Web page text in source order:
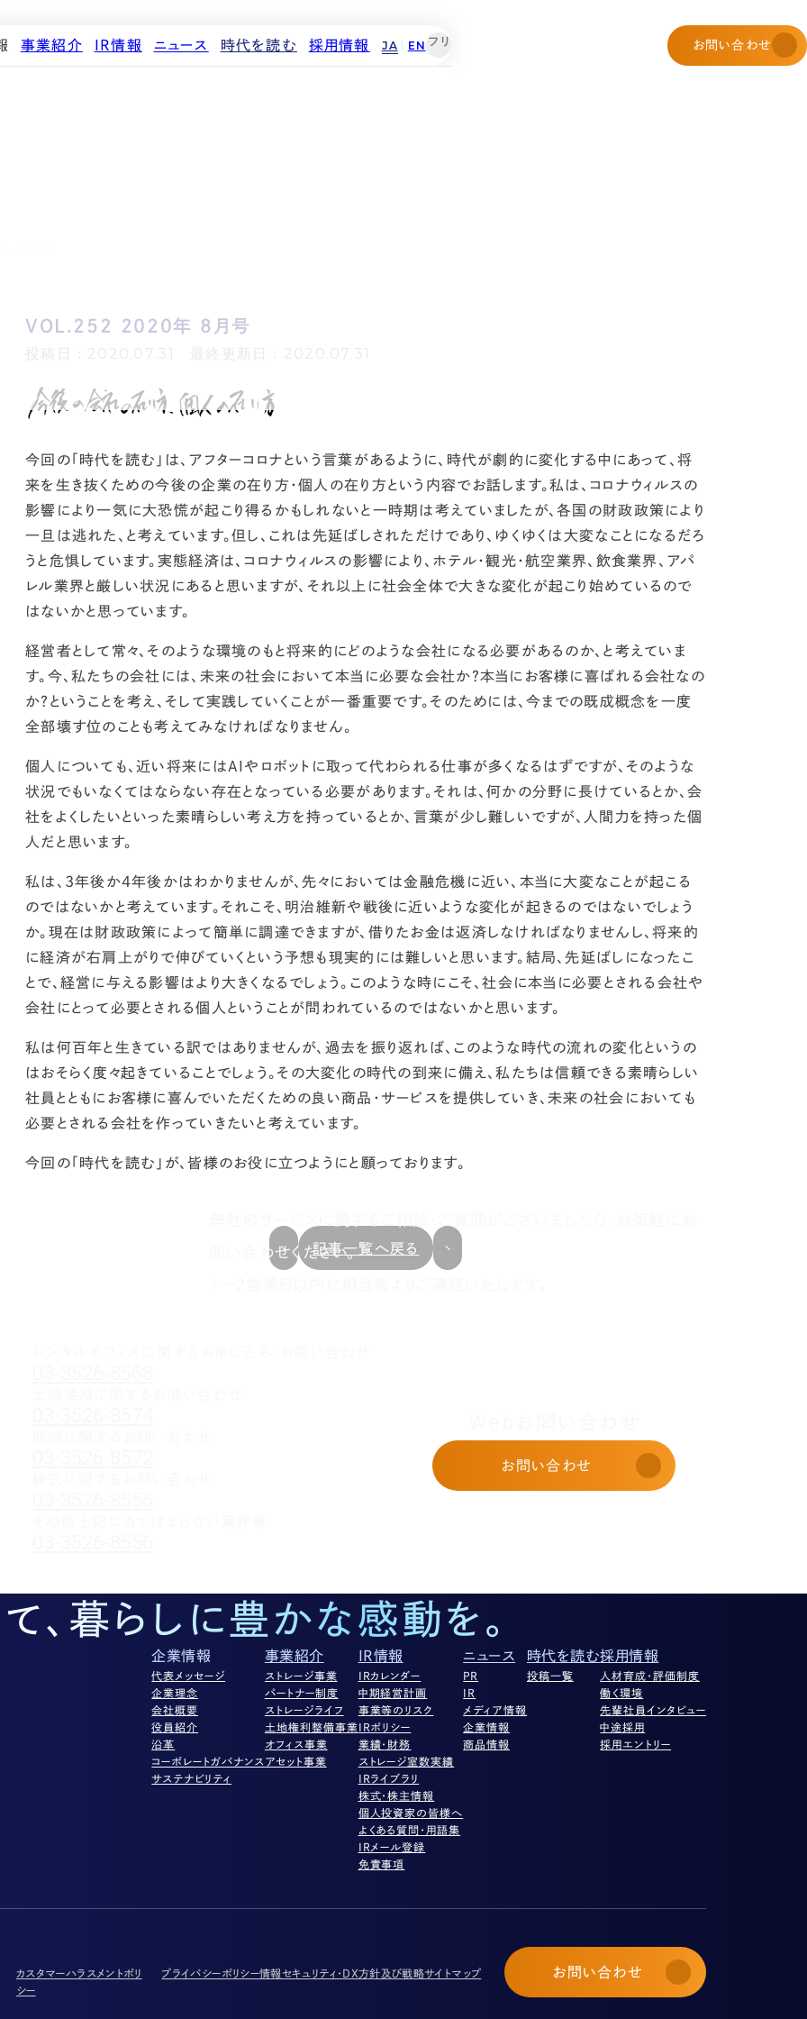
事業紹介 IR情報
よくある質問・用語集
IRメール登録
ニュース 時代を読む 採用情報 JA EN お問い合わせ
の在り方
VOL.252 2020年 8月号
投稿日：2020.07.31 最終更新日：2020.07.31
今回の「時代を読む」は、アフターコロナという言葉があるように、時代が劇的に変化する中にあって、将
来を生き抜くための今後の企業の在り方・個人の在り方という内容でお話します。私は、コロナウィルスの
影響により一気に大恐慌が起こり得るかもしれないと一時期は考えていましたが、各国の財政政策により
一旦は逃れた、と考えています。但し、これは先延ばしされただけであり、ゆくゆくは大変なことになるだろ
うと危惧しています。 実態経済は、コロナウィルスの影響により、ホテル・観光・航空業界、飲食業界、アパ
レル業界と厳しい状況にあると思いますが、 それ以上に社会全体で大きな変化が起こり始めているので
はないかと思っています。
経営者として常々、そのような環境のもと将来的にどのような会社になる必要があるのか、と考えていま
す。 今、私たちの会社には、未来の社会において本当に必要な会社か？本当にお客様に喜ばれる会社なの
か？ということを考え、そして実践していくことが一番重要です。 そのためには、今までの既成概念を一度
全部壊す位のことも考えてみなければなりません。
個人についても、近い将来にはAIやロボットに取って代わられる仕事が多くなるはずですが、そのような
状況でもいなくてはならない存在となっている必要があります。それは、何かの分野に長けているとか、会
社をよくしたいといった素晴らしい考え方を持っているとか、言葉が少し難しいですが、人間力を持った個
人だと思います。
私は、3年後か4年後かはわかりませんが、先々においては金融危機に近い、本当に大変なことが起こる
のではないかと考えています。それこそ、明治維新や戦後に近いような変化が起きるのではないでしょう
か。現在は財政政策によって簡単に調達できますが、借りたお金は返済しなければなりませんし、将来的
に経済が右肩上がりで伸びていくという予想も現実的には難しいと思います。結局、先延ばしになったこ
とで、経営に与える影響はより大きくなるでしょう。 このような時にこそ、社会に本当に必要とされる会社や
会社にとって必要とされる個人ということが問われているのではないかと思います。
私は何百年と生きている訳ではありませんが、過去を振り返れば、このような時代の流れの変化というの
はおそらく度々起きていることでしょう。 その大変化の時代の到来に備え、私たちは信頼できる素晴らしい
社員とともにお客様に喜んでいただくための良い商品・サービスを提供していき、未来の社会においても
必要とされる会社を作っていきたいと考えています。
今回の「時代を読む」が、皆様のお役に立つようにと願っております。
記事一覧へ戻る
問い合わせください。
お問い合わせ
、暮らしに豊かな感動を。
企業情報
代表メッセージ
企業理念
会社概要
役員紹介
沿革
コーポレートガバナンス
サステナビリティ
事業紹介
ストレージ事業
パートナー制度
ストレージライフ
土地権利整備事業
オフィス事業
アセット事業
IR情報
IRカレンダー
中期経営計画
事業等のリスク
IRポリシー
業績・財務
ストレージ室数実績
IRライブラリ
株式・株主情報
個人投資家の皆様へ
よくある質問・用語集
IRメール登録
免責事項
ニュース
PR
IR
メディア情報
企業情報
商品情報
時代を読む
投稿一覧
採用情報
人材育成・評価制度
働く環境
先輩社員インタビュー
中途採用
採用エントリー
カスタマーハラスメントポリ
シー
プライバシーポリシー情報セキュリティ・DX方針及び戦略サイトマップ お問い合わせ